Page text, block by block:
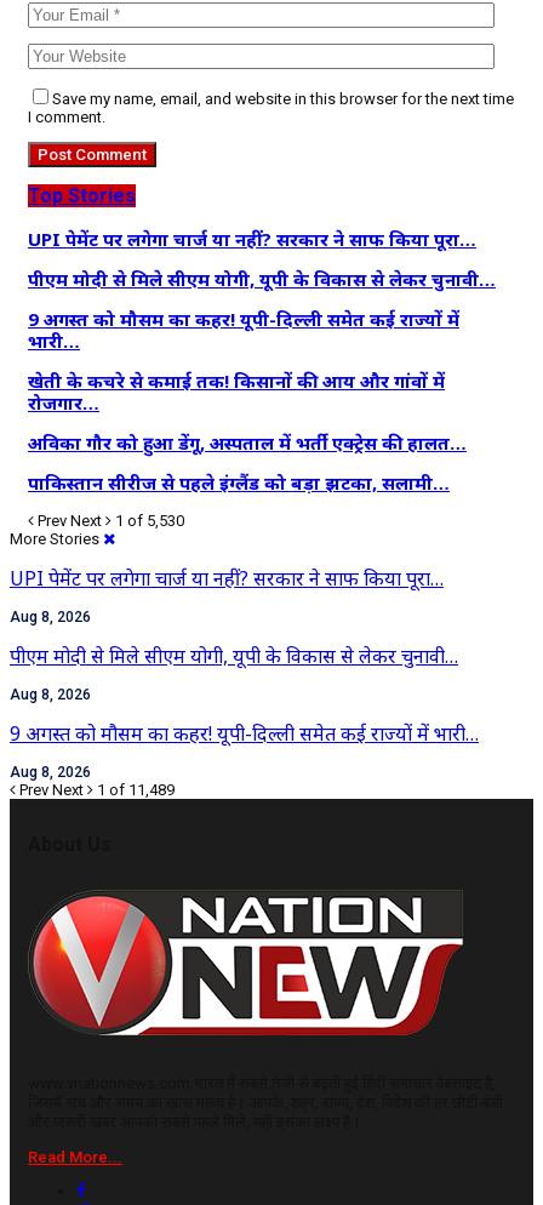
Save my name, email, and website in this browser for the next time
I comment.
Top Stories
UPI पेमेंट पर लगेगा चार्ज या नहीं? सरकार ने साफ किया पूरा…
पीएम मोदी से मिले सीएम योगी, यूपी के विकास से लेकर चुनावी…
9 अगस्त को मौसम का कहर! यूपी-दिल्ली समेत कई राज्यों में
भारी…
खेती के कचरे से कमाई तक! किसानों की आय और गांवों में
रोजगार…
अविका गौर को हुआ डेंगू, अस्पताल में भर्ती एक्ट्रेस की हालत…
पाकिस्तान सीरीज से पहले इंग्लैंड को बड़ा झटका, सलामी…
Prev Next
1 of 5,530
More Stories
UPI पेमेंट पर लगेगा चार्ज या नहीं? सरकार ने साफ किया पूरा…
Aug 8, 2026
पीएम मोदी से मिले सीएम योगी, यूपी के विकास से लेकर चुनावी…
Aug 8, 2026
9 अगस्त को मौसम का कहर! यूपी-दिल्ली समेत कई राज्यों में भारी…
Aug 8, 2026
Prev Next 1 of 11,489
Read More...